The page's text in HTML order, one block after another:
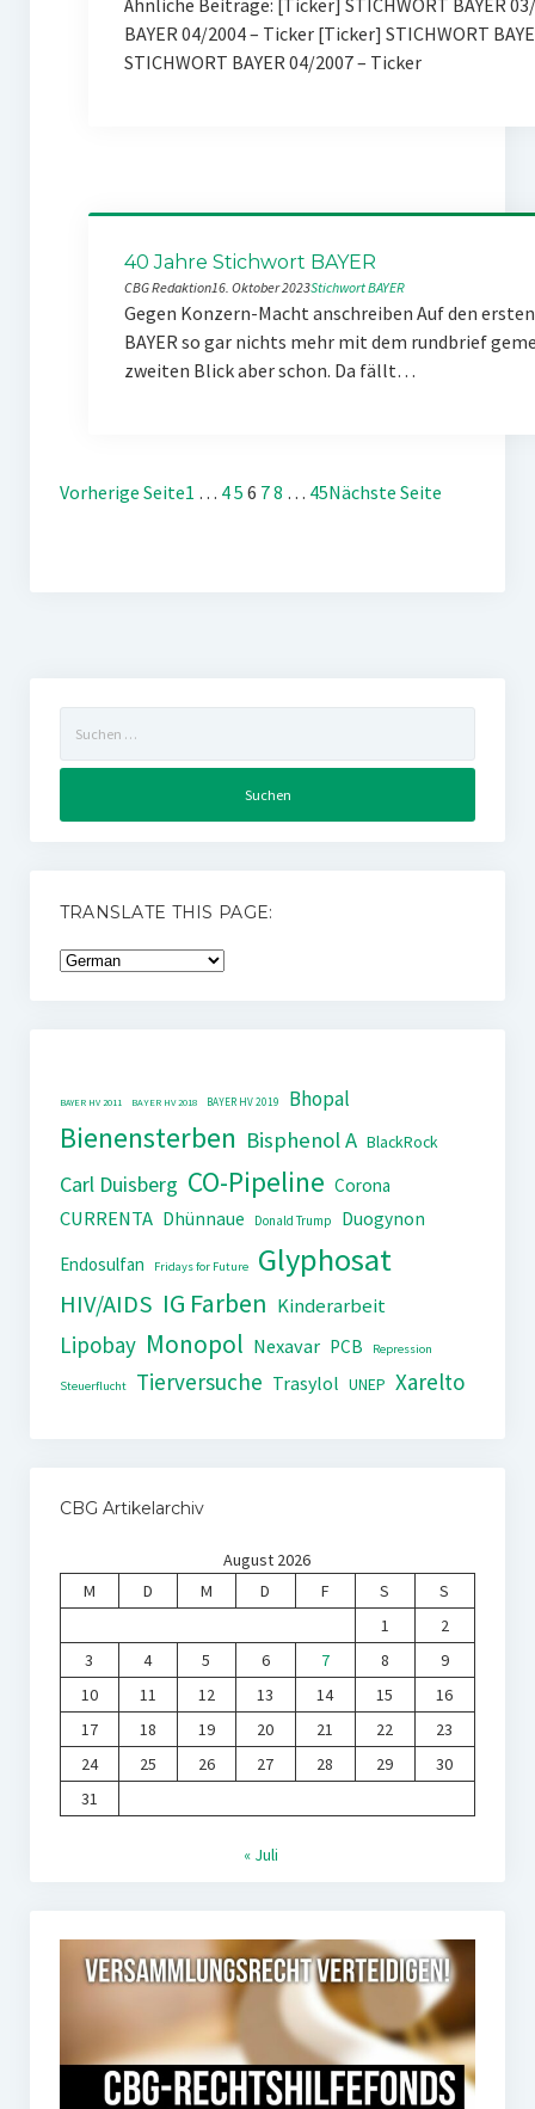
BAYER 04/2004 – Ticker [Ticker] STICHWORT
STICHWORT BAYER 04/2007 – Ticker
40 Jahre Stichwort BAYER
CBG Redaktion16. Oktober 2023Stichwort BAYER
Gegen Konzern-Macht anschreiben Auf den
BAYER so gar nichts mehr mit dem rundbrief
zweiten Blick aber schon. Da fällt…
Vorherige Seite1 … 45 6 78 … 45Nächste Seite
nach:
TRANSLATE THIS PAGE:
BAYER HV 2011 BAYER HV 2018 BAYER HV 2019 Bhopal
Bienensterben Bisphenol A BlackRock
Carl Duisberg CO-Pipeline Corona
CURRENTA Dhünnaue Donald Trump
Duogynon
Endosulfan
Fridays for Future Glyphosat
HIV/AIDS IG Farben Kinderarbeit
Lipobay Monopol Nexavar PCB Repression
Steuerflucht Tierversuche Trasylol UNEP Xarelto
CBG Artikelarchiv
August 2026
M
D M D F S
S
1
2
3
4 5 6 7 8
9
10
11 12 13 14 15
16
17
18 19 20 21 22
23
24
25 26 27 28 29
30
31
« Juli